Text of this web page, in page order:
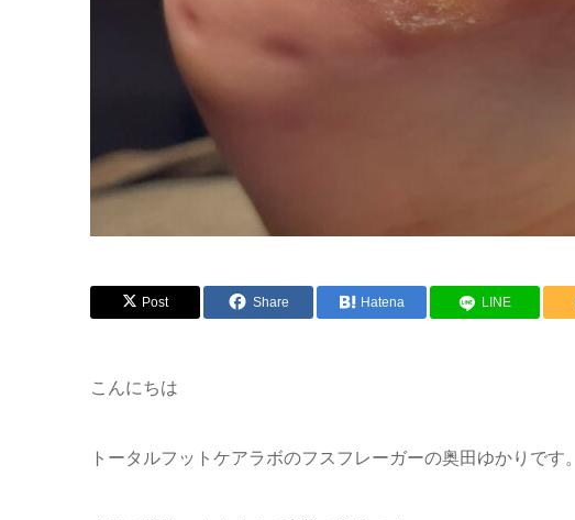
Post Share Hatena LINE
こんにちは
トータルフットケアラボのフスフレーガーの奥田ゆかりです。